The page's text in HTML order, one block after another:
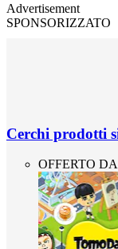
Advertisement
SPONSORIZZATO
Cerchi prodotti
OFFERTO